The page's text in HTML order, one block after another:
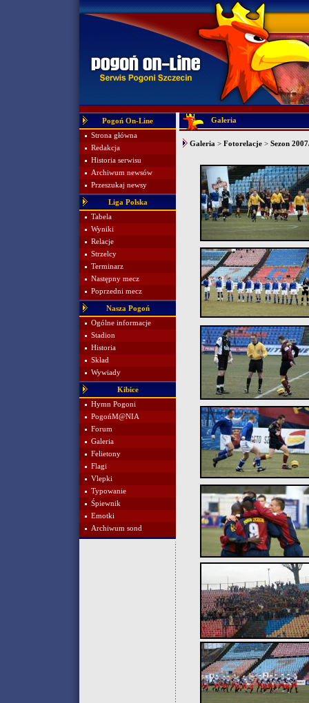
Pogoń On-Line
Strona główna
Redakcja
Historia serwisu
Archiwum newsów
Przeszukaj newsy
Liga Polska
Tabela
Wyniki
Relacje
Strzelcy
Terminarz
Następny mecz
Poprzedni mecz
Nasza Pogoń
Ogólne informacje
Stadion
Historia
Skład
Wywiady
Kibice
Hymn Pogoni
PogońM@NIA
Forum
Galeria
Felietony
Flagi
Vlepki
Typowanie
Śpiewnik
Emotki
Archiwum sond
Galeria
Galeria > Fotorelacje > Sezon